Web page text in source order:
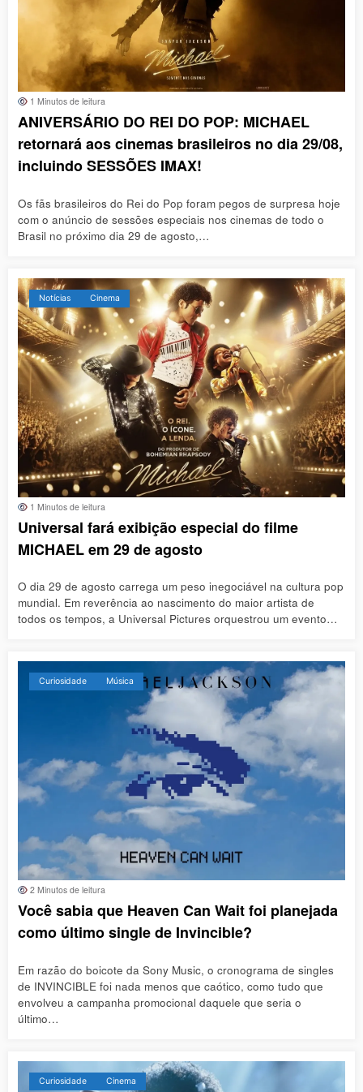
1 Minutos de leitura
ANIVERSÁRIO DO REI DO POP: MICHAEL
retornará aos cinemas brasileiros no dia 29/08,
incluindo SESSÕES IMAX!
Os fãs brasileiros do Rei do Pop foram pegos de surpresa hoje
com o anúncio de sessões especiais nos cinemas de todo o
Brasil no próximo dia 29 de agosto,…
Notícias Cinema
1 Minutos de leitura
Universal fará exibição especial do filme
MICHAEL em 29 de agosto
O dia 29 de agosto carrega um peso inegociável na cultura pop
mundial. Em reverência ao nascimento do maior artista de
todos os tempos, a Universal Pictures orquestrou um evento…
Curiosidade Música
2 Minutos de leitura
Você sabia que Heaven Can Wait foi planejada
como último single de Invincible?
Em razão do boicote da Sony Music, o cronograma de singles
de INVINCIBLE foi nada menos que caótico, como tudo que
envolveu a campanha promocional daquele que seria o
último…
Curiosidade Cinema